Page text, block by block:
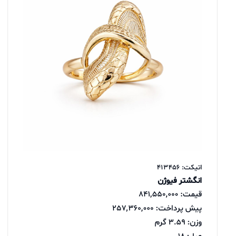
اتیکت: 413456
انگشتر فیوژن
قیمت: 841,550,000
پیش پرداخت: 257,360,000
وزن: 3.59 گرم